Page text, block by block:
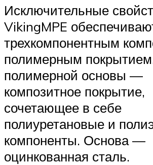
Исключительные
VikingMPE
трехкомпонентным
полимерным
полимерной основы —
композитное покрытие,
сочетающее в себе
полиуретановые и
компоненты. Основа —
оцинкованная сталь.